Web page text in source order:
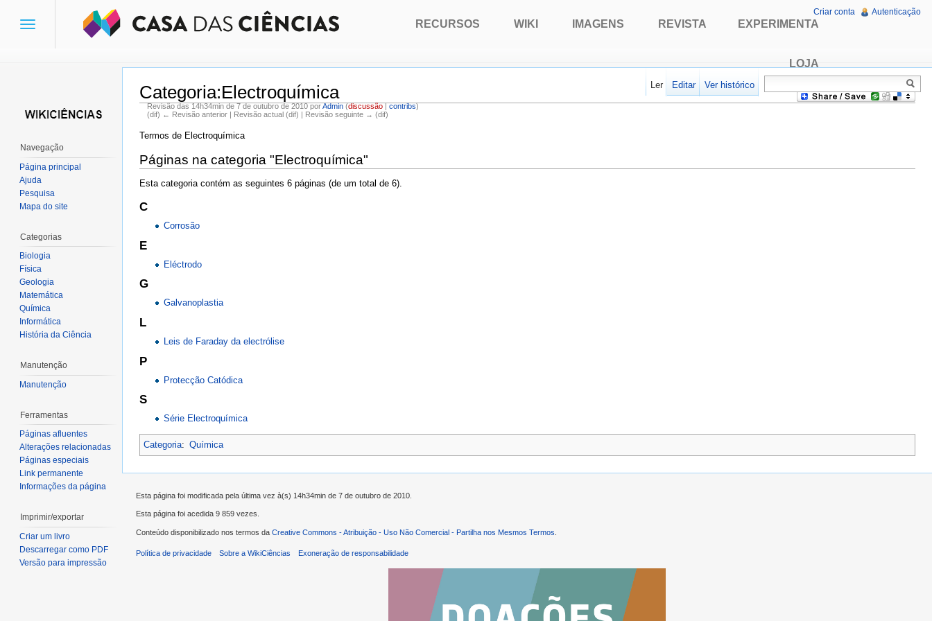
Categoria:Electroquímica
Revisão das 14h34min de 7 de outubro de 2010 porAdmin (discussão|contribs)
(dif) ← Revisão anterior | Revisão actual (dif) | Revisão seguinte → (dif)
Termos de Electroquímica
Páginas na categoria "Electroquímica"
Esta categoria contém as seguintes 6 páginas (de um total de 6).
C
Corrosão
E
Eléctrodo
G
Galvanoplastia
L
Leis de Faraday da electrólise
P
Protecção Catódica
S
Série Electroquímica
Categoria: Química
Toggle
RECURSOS WIKI IMAGENS REVISTA EXPERIMENTA
LOJA
Criar conta Autenticação
Ler Editar Ver histórico
Navegação
Página principal
Ajuda
Pesquisa
Mapa do site
Categorias
Biologia
Física
Geologia
Matemática
Química
Informática
História da Ciência
Manutenção
Manutenção
Ferramentas
Páginas afluentes
Alterações relacionadas
Páginas especiais
Link permanente
Informações da página
Imprimir/exportar
Criar um livro
Descarregar como PDF
Versão para impressão
Esta página foi modificada pela última vez à(s) 14h34min de 7 de outubro de 2010.
Esta página foi acedida 9 859 vezes.
Conteúdo disponibilizado nos termos da Creative Commons - Atribuição - Uso Não Comercial - Partilha nos Mesmos Termos
Política de privacidade Sobre a WikiCiências Exoneração de responsabilidade